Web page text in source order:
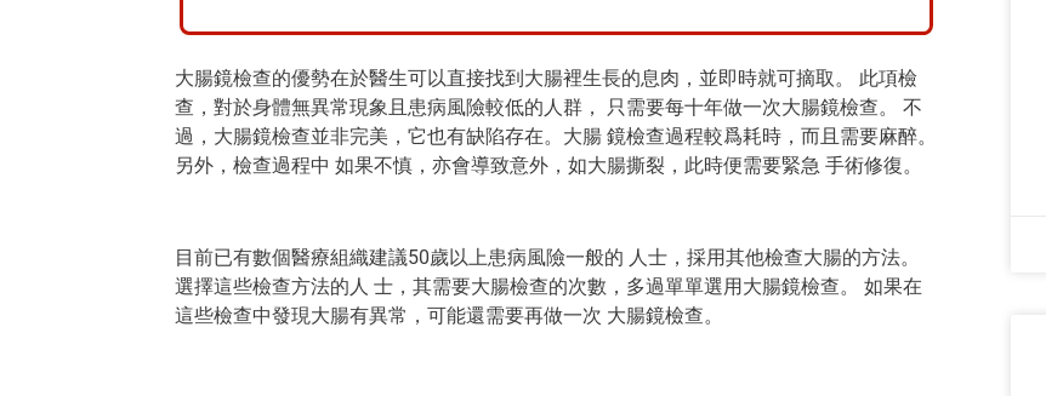
大腸鏡檢查的優勢在於醫生可以直接找到大腸裡生長的息肉，並即時就可摘取。 此項檢
查，對於身體無異常現象且患病風險較低的人群， 只需要每十年做一次大腸鏡檢查。 不
過，大腸鏡檢查並非完美，它也有缺陷存在。大腸 鏡檢查過程較爲耗時，而且需要麻醉。
另外，檢查過程中 如果不慎，亦會導致意外，如大腸撕裂，此時便需要緊急 手術修復。
目前已有數個醫療組織建議50歲以上患病風險一般的 人士，採用其他檢查大腸的方法。
選擇這些檢查方法的人 士，其需要大腸檢查的次數，多過單單選用大腸鏡檢查。 如果在
這些檢查中發現大腸有異常，可能還需要再做一次 大腸鏡檢查。